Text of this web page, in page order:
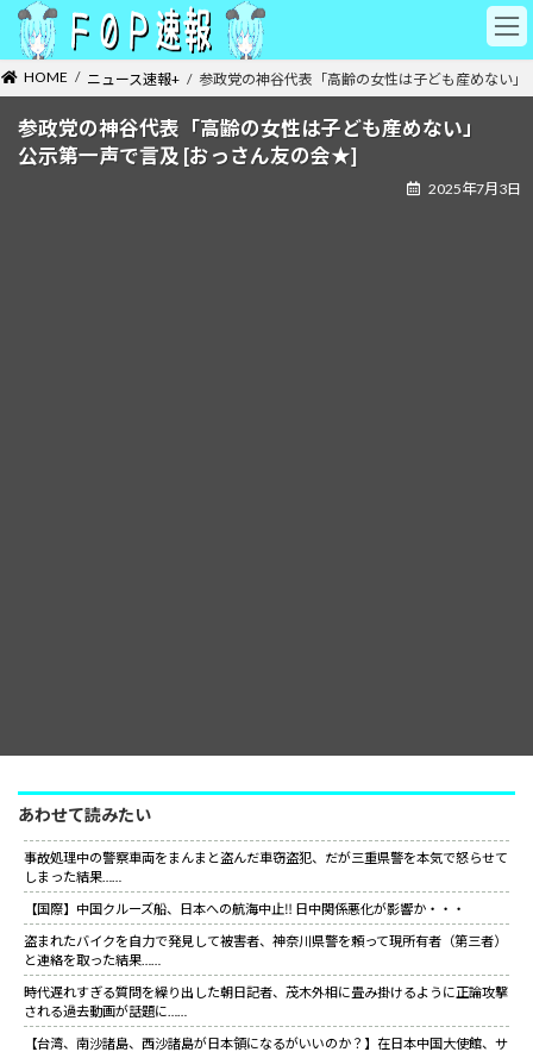
テ
ン
ゲ
ー HOME ニュース速報+ 参政党の神谷代表「高齢の女性は子ども産めない
参政党の神谷代表「高齢の女性は子ども産めない」
公示第一声で言及 [おっさん友の会★]
2025年7月3日
あわせて読みたい
事故処理中の警察車両をまんまと盗んだ車窃盗犯、だが三重県警を本気で怒らせて
しまった結果……
【国際】中国クルーズ船、日本への航海中止‼ 日中関係悪化が影響か・・・
盗まれたバイクを自力で発見して被害者、神奈川県警を頼って現所有者（第三者）
と連絡を取った結果……
時代遅れすぎる質問を繰り出した朝日記者、茂木外相に畳み掛けるように正論攻撃
される過去動画が話題に……
【台湾、南沙諸島、西沙諸島が日本領になるがいいのか？】在日本中国大使館、サ